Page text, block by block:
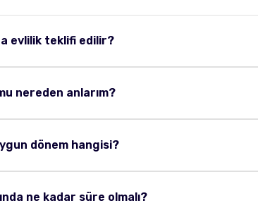
evlilik teklifi edilir?
nereden anlarım?
dönem hangisi?
ne kadar süre olmalı?